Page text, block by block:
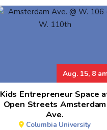
Aug. 15, 8
Kids Entrepreneur Space
Open Streets Amsterdam
Ave.
Columbia University